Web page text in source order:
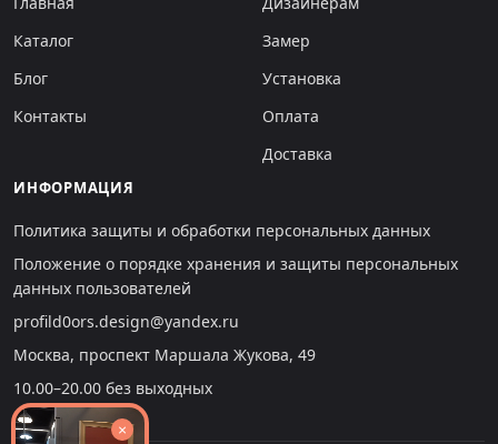
Каталог
Блог
Контакты
Замер
Установка
Оплата
Доставка
ИНФОРМАЦИЯ
Политика защиты и обработки персональных данных
Положение о порядке хранения и защиты персональных
данных пользователей
profild0ors.design@yandex.ru
Москва, проспект Маршала Жукова, 49
10.00–20.00 без выходных
×